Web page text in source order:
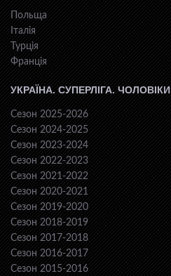
Польща
Італія
Турція
Франція
УКРАЇНА. СУПЕРЛІГА. ЧОЛОВІКИ
Сезон 2025-2026
Сезон 2024-2025
Сезон 2023-2024
Сезон 2022-2023
Сезон 2021-2022
Сезон 2020-2021
Сезон 2019-2020
Сезон 2018-2019
Сезон 2017-2018
Сезон 2016-2017
Сезон 2015-2016